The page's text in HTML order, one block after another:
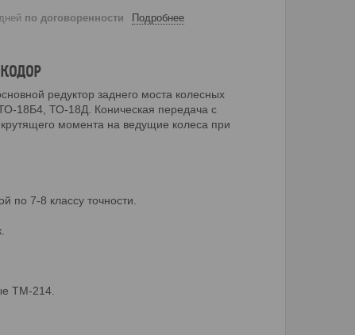
по договоренности Подробнее
редуктор заднего моста колесных
18Б4, ТО-18Д. Коническая передача с
момента на ведущие колеса при
7-8 классу точности.
ТМ-214.